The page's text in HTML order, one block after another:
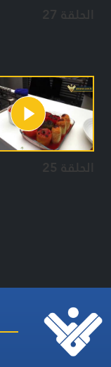
الحلقة 27
الحلقة 25